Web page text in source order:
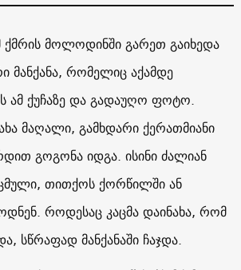
ქმრის მოლოდინში გარეთ გაიხედა
მანქანა, რომელიც აქამდე
ამ ქუჩაზე და გადაუღო ფოტო.
მაღალი, გამხდარი ქერათმიანი
გოგონა იდგა. ისინი ძალიან
თითქოს ქორწილში ან
როდესაც კაცმა დაინახა, რომ
სწრაფად მანქანაში ჩაჯდა.